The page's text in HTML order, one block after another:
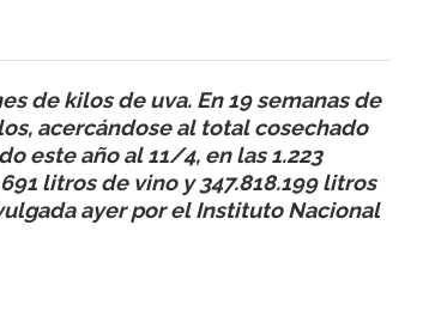
de kilos de uva. En 19 semanas de
acercándose al total cosechado
este año al 11/4, en las 1.223
litros de vino y 347.818.199 litros
ayer por el Instituto Nacional